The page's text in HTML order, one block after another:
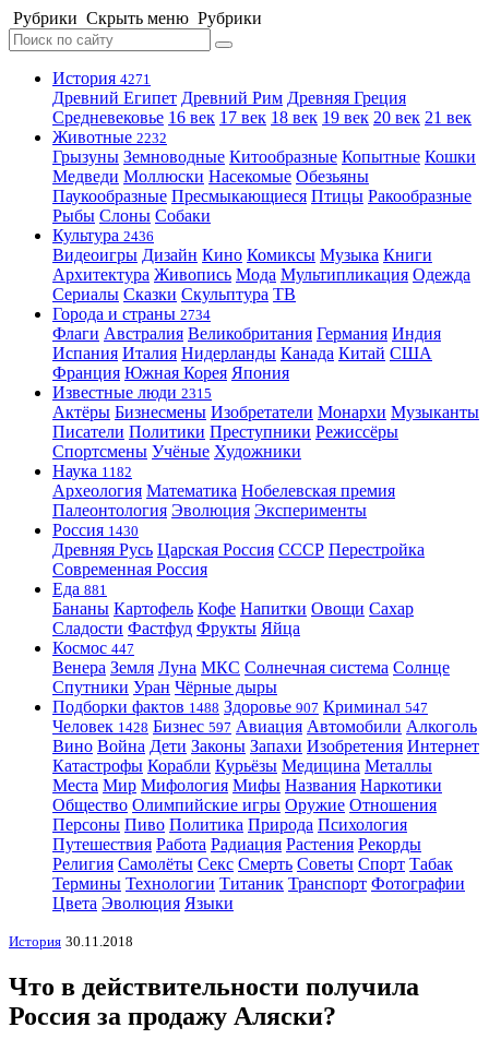
Рубрики Скрыть меню Рубрики
История 4271
Древний Египет Древний Рим Древняя Греция
Средневековье 16 век 17 век 18 век 19 век 20 век 21 век
Животные 2232
Грызуны Земноводные Китообразные Копытные Кошки
Медведи Моллюски Насекомые Обезьяны
Паукообразные Пресмыкающиеся Птицы Ракообразные
Рыбы Слоны Собаки
Культура 2436
Видеоигры Дизайн Кино Комиксы Музыка Книги
Архитектура Живопись Мода Мультипликация Одежда
Сериалы Сказки Скульптура ТВ
Города и страны 2734
Флаги Австралия Великобритания Германия Индия
Испания Италия Нидерланды Канада Китай США
Франция Южная Корея Япония
Известные люди 2315
Актёры Бизнесмены Изобретатели Монархи Музыканты
Писатели Политики Преступники Режиссёры
Спортсмены Учёные Художники
Наука 1182
Археология Математика Нобелевская премия
Палеонтология Эволюция Эксперименты
Россия 1430
Древняя Русь Царская Россия СССР Перестройка
Современная Россия
Еда 881
Бананы Картофель Кофе Напитки Овощи Сахар
Сладости Фастфуд Фрукты Яйца
Космос 447
Венера Земля Луна МКС Солнечная система Солнце
Спутники Уран Чёрные дыры
Подборки фактов 1488 Здоровье 907 Криминал 547
Человек 1428 Бизнес 597 Авиация Автомобили Алкоголь
Вино Война Дети Законы Запахи Изобретения Интернет
Катастрофы Корабли Курьёзы Медицина Металлы
Места Мир Мифология Мифы Названия Наркотики
Общество Олимпийские игры Оружие Отношения
Персоны Пиво Политика Природа Психология
Путешествия Работа Радиация Растения Рекорды
Религия Самолёты Секс Смерть Советы Спорт Табак
Термины Технологии Титаник Транспорт Фотографии
Цвета Эволюция Языки
История 30.11.2018
Что в действительности получила
Россия за продажу Аляски?